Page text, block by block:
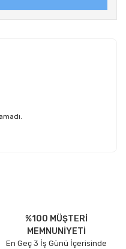
%100 MÜŞTERİ
MEMNUNİYETİ
En Geç 3 İş Günü İçerisinde